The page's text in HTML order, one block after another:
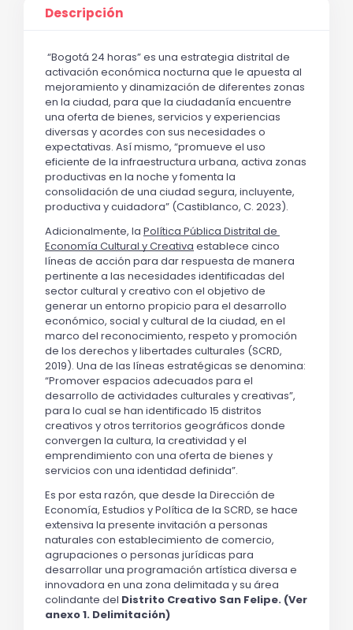
Descripción
“Bogotá 24 horas” es una estrategia distrital de
activación económica nocturna que le apuesta al
mejoramiento y dinamización de diferentes zonas
en la ciudad, para que la ciudadanía encuentre
una oferta de bienes, servicios y experiencias
diversas y acordes con sus necesidades o
expectativas. Así mismo, “promueve el uso
eficiente de la infraestructura urbana, activa zonas
productivas en la noche y fomenta la
consolidación de una ciudad segura, incluyente,
productiva y cuidadora” (Castiblanco, C. 2023).
Adicionalmente, la Política Pública Distrital de
Economía Cultural y Creativa establece cinco
líneas de acción para dar respuesta de manera
pertinente a las necesidades identificadas del
sector cultural y creativo con el objetivo de
generar un entorno propicio para el desarrollo
económico, social y cultural de la ciudad, en el
marco del reconocimiento, respeto y promoción
de los derechos y libertades culturales (SCRD,
2019). Una de las líneas estratégicas se denomina:
“Promover espacios adecuados para el
desarrollo de actividades culturales y creativas”,
para lo cual se han identificado 15 distritos
creativos y otros territorios geográficos donde
convergen la cultura, la creatividad y el
emprendimiento con una oferta de bienes y
servicios con una identidad definida”.
Es por esta razón, que desde la Dirección de
Economía, Estudios y Política de la SCRD, se hace
extensiva la presente invitación a personas
naturales con establecimiento de comercio,
agrupaciones o personas jurídicas para
desarrollar una programación artística diversa e
innovadora en una zona delimitada y su área
colindante del Distrito Creativo San Felipe. (Ver
anexo 1. Delimitación)